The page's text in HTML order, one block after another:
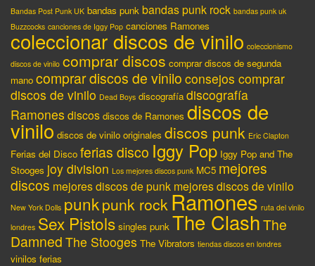
Bandas Post Punk UK bandas punk bandas punk rock bandas punk uk
Buzzcocks canciones de Iggy Pop canciones Ramones
coleccionar discos de vinilo coleccionismo
discos de vinilo comprar discos comprar discos de segunda
mano comprar discos de vinilo consejos comprar
discos de vinilo Dead Boys discografía discografía
Ramones discos discos de Ramones discos de
vinilo discos de vinilo originales discos punk Eric Clapton
Ferias del Disco ferias disco Iggy Pop Iggy Pop and The
Stooges joy division Los mejores discos punk MC5 mejores
discos mejores discos de punk mejores discos de vinilo
New York Dolls punkpunk rock Ramones ruta del vinilo
londres Sex Pistols singles punk The ClashThe
Damned The Stooges The Vibrators tiendas discos en londres
vinilos ferias